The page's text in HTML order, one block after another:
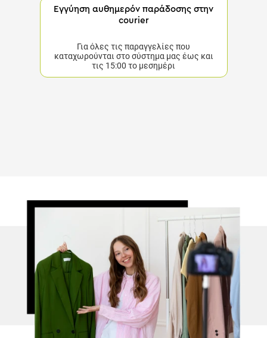
Εγγύηση αυθημερόν παράδοσης στην
courier
Για όλες τις παραγγελίες που καταχωρούνται στο
σύστημα μας έως και τις 15:00 το μεσημέρι